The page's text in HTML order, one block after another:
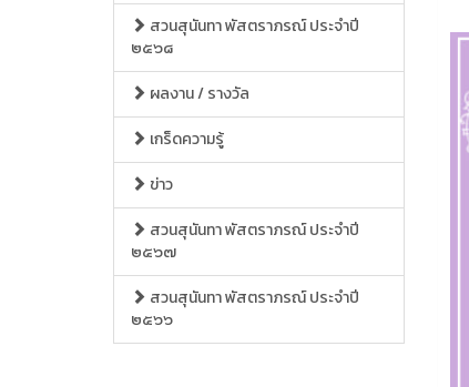
สวนสุนันทา พัสตราภรณ์ ประจำปี
๒๕๖๘
ผลงาน / รางวัล
เกร็ดความรู้
ข่าว
สวนสุนันทา พัสตราภรณ์ ประจำปี
๒๕๖๗
สวนสุนันทา พัสตราภรณ์ ประจำปี
๒๕๖๖